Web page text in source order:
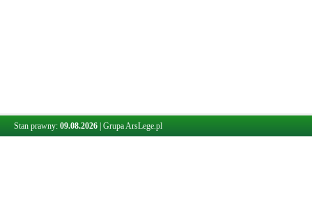
Stan prawny: 09.08.2026 Grupa ArsLege.pl